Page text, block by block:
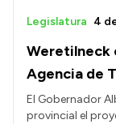
Weretilneck
Agencia de
Legislatura 4
El Gobernador
provincial el